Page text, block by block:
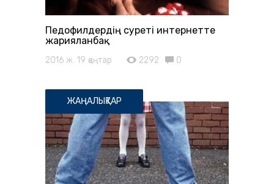
Педофилдердің суреті интернетте
жарияланбақ
2016 ж. 19 қаңтар 2292 0
ЖАҢАЛЫҚТАР